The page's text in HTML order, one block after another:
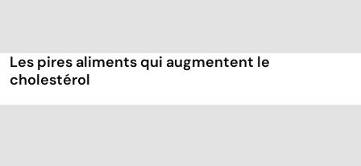
Les pires aliments qui augmentent le
cholestérol